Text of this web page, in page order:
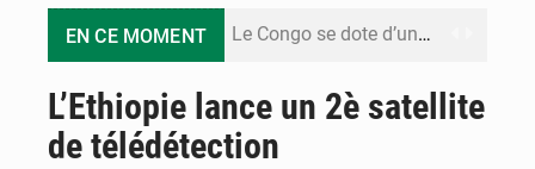
EN CE MOMENT Le Congo se dote d’un programme national pour valoriser les produits forestiers non ligneux
Congo-Électricité : la BAD renforce son appui pour accélérer les investissements
L’Ethiopie lance un 2è satellite
de télédétection